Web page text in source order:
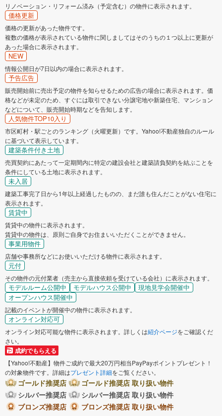
リノベーション・リフォーム済み（予定含む）の物件に表示されます。
価格更新
価格の更新があった物件です。
複数の価格が表示されている物件に関しましてはそのうちの１つ以上に更新が
あった場合に表示されます。
NEW
情報公開日が7日以内の場合に表示されます。
予告広告
販売開始前に売出予定の物件を知らせるための広告の場合に表示されます。価
格などが未定のため、すぐには取引できない分譲宅地や新築住宅、マンション
などについて、販売開始時期などを告知します。
人気物件TOP10入り
市区町村・駅ごとのランキング（火曜更新）です。Yahoo!不動産独自のルール
に基づいて表示しています。
建築条件付き土地
売買契約にあたって一定期間内に特定の建設会社と建築請負契約を結ぶことを
条件にしている土地に表示されます。
未入居
建築工事完了日から1年以上経過したものの、まだ誰も住んだことがない住宅に
表示されます。
賃貸中
賃貸中の物件に表示されます。
賃貸中の物件は、原則ご自身でお住まいいただくことができません。
事業用物件
店舗や事務所などにお使いいただける物件に表示されます。
元付
その物件の元付業者（売主から直接依頼を受けている会社）に表示されます。
モデルルーム公開中 モデルハウス公開中
現地見学会開催中
オープンハウス開催中
記載のイベントが開催中の物件に表示されます。
オンライン対応可
オンライン対応可能な物件に表示されます。詳しくは紹介ページをご確認くだ
さい。
成約でもらえる
【Yahoo!不動産】物件ご成約で最大20万円相当PayPayポイントプレゼント！
の対象物件です。詳細はプレゼント詳細をご覧ください。
ゴールド推奨店
ゴールド推奨店 取り扱い物件
シルバー推奨店
シルバー推奨店 取り扱い物件
ブロンズ推奨店
ブロンズ推奨店 取り扱い物件